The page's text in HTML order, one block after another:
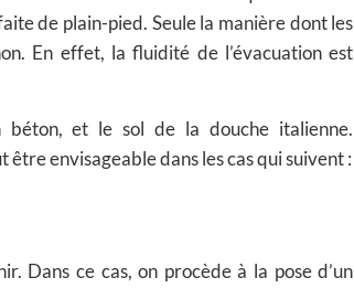
de plain-pied. Seule la manière dont les
En effet, la fluidité de l’évacuation est
et le sol de la douche italienne.
être envisageable dans les cas qui suivent :
Dans ce cas, on procède à la pose d’un